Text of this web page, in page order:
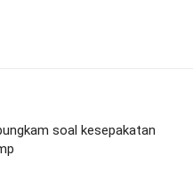
soal kesepakatan